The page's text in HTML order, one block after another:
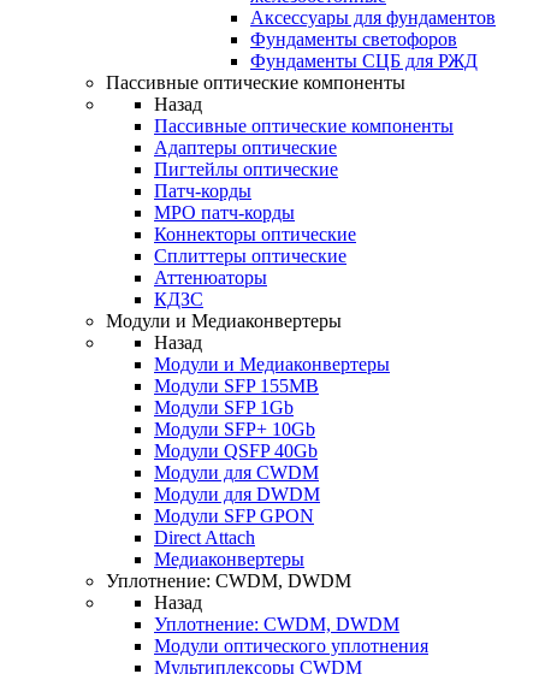
Аксессуары для фундаментов
Фундаменты светофоров
Фундаменты СЦБ для РЖД
Пассивные оптические компоненты
Назад
Пассивные оптические компоненты
Адаптеры оптические
Пигтейлы оптические
Патч-корды
MPO патч-корды
Коннекторы оптические
Сплиттеры оптические
Аттенюаторы
КДЗС
Модули и Медиаконвертеры
Назад
Модули и Медиаконвертеры
Модули SFP 155MB
Модули SFP 1Gb
Модули SFP+ 10Gb
Модули QSFP 40Gb
Модули для CWDM
Модули для DWDM
Модули SFP GPON
Direct Attach
Медиаконвертеры
Уплотнение: CWDM, DWDM
Назад
Уплотнение: CWDM, DWDM
Модули оптического уплотнения
Мультиплексоры CWDM